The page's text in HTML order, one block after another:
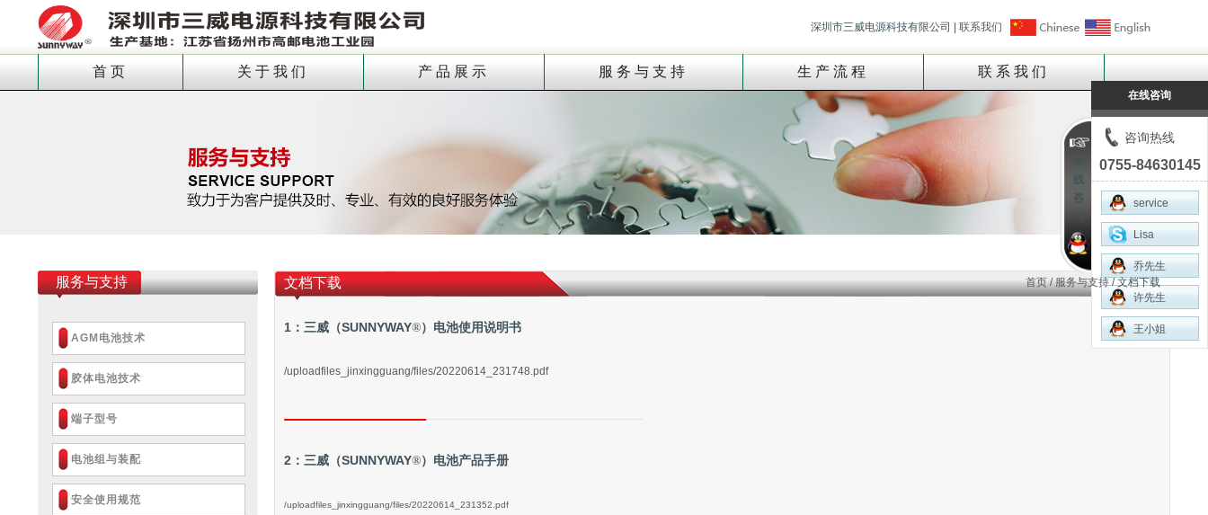
深圳市三威电源科技有限公司 | 联系我们
首页 关于我们 产品展示 服务与支持 生产流程 联系我们
服务与支持
AGM电池技术
胶体电池技术
端子型号
电池组与装配
安全使用规范
首页/服务与支持/ 文档下载
文档下载
1：三威（SUNNYWAY®）电池使用说明书
/uploadfiles_jinxingguang/files/20220614_231748.pdf
2：三威（SUNNYWAY®）电池产品手册
/uploadfiles_jinxingguang/files/20220614_231352.pdf
在线咨询
线
咨
咨询热线
0755-84630145
service
Lisa
乔先生
许先生
王小姐